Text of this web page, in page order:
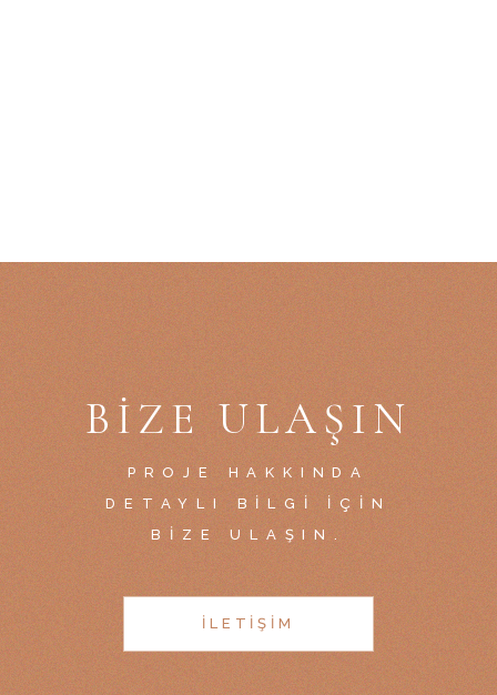
BIZE ULAŞIN
PROJE HAKKINDA
DETAYLI BILGI IÇIN
BIZE ULAŞIN.
İLETIŞIM